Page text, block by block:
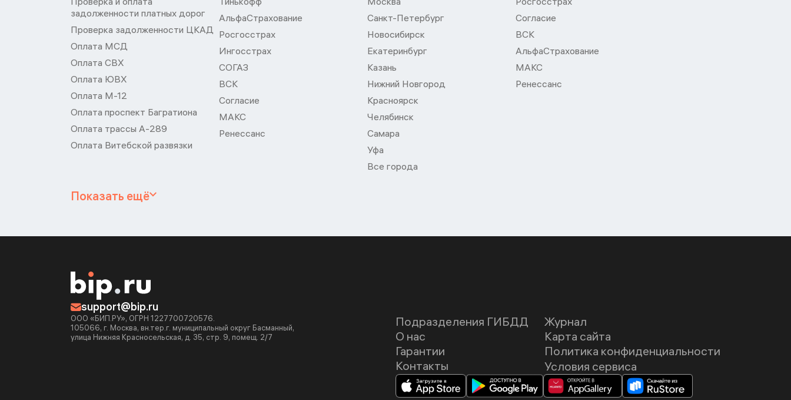
задолженности платных дорог
Проверка задолженности ЦКАД
Оплата МСД
Оплата СВХ
Оплата ЮВХ
Оплата М-12
Оплата проспект Багратиона
Оплата трассы А-289
Оплата Витебской развязки
АльфаСтрахование
Росгосстрах
Ингосстрах
СОГАЗ
ВСК
Согласие
МАКС
Ренессанс
Санкт-Петербург
Новосибирск
Екатеринбург
Казань
Нижний Новгород
Красноярск
Челябинск
Самара
Уфа
Все города
Согласие
ВСК
АльфаСтрахование
МАКС
Ренессанс
Показать ещё
support@bip.ru
ООО «БИП.РУ», ОГРН 1227700720576.
105066, г. Москва, вн.тер.г. муниципальный округ Басманный,
улица Нижняя Красносельская, д. 35, стр. 9, помещ. 2/7
Подразделения ГИБДД
О нас
Гарантии
Контакты
Журнал
Карта сайта
Политика конфиденциальности
Условия сервиса